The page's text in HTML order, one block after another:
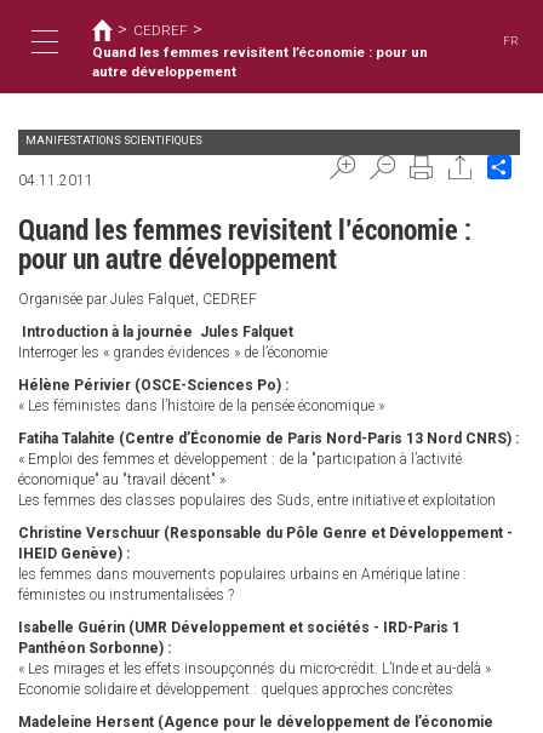
容
Toggle
navigation
您
在
這
裡
> CEDREF >
Quand les femmes revisitent l’économie : pour un
autre développement
FR
MANIFESTATIONS SCIENTIFIQUES
04.11.2011
Quand les femmes revisitent l’économie :
pour un autre développement
Organisée par Jules Falquet, CEDREF
Introduction à la journée Jules Falquet
Interroger les « grandes évidences » de l’économie
Hélène Périvier (OSCE-Sciences Po) :
« Les féministes dans l’histoire de la pensée économique »
Fatiha Talahite (Centre d’Économie de Paris Nord-Paris 13 Nord CNRS) :
« Emploi des femmes et développement : de la "participation à l’activité
économique" au "travail décent" »
Les femmes des classes populaires des Suds, entre initiative et exploitation
Christine Verschuur (Responsable du Pôle Genre et Développement -
IHEID Genève) :
les femmes dans mouvements populaires urbains en Amérique latine :
féministes ou instrumentalisées ?
Isabelle Guérin (UMR Développement et sociétés - IRD-Paris 1
Panthéon Sorbonne) :
« Les mirages et les effets insoupçonnés du micro-crédit. L’Inde et au-delà »
Economie solidaire et développement : quelques approches concrètes
Madeleine Hersent (Agence pour le développement de l’économie